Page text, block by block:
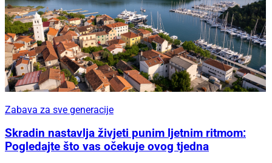
Zabava za sve generacije
Skradin nastavlja živjeti punim ljetnim ritmom:
Pogledajte što vas očekuje ovog tjedna